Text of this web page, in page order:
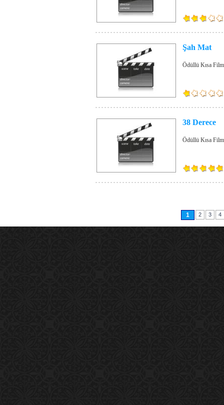
Şah Mat
Ödüllü Kısa Film
38 Derece
Ödüllü Kısa Film
1 2 3 4